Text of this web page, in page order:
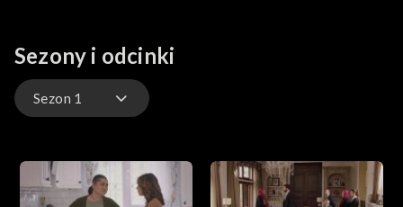
Sezony i odcinki
Sezon 1
Sezon 2